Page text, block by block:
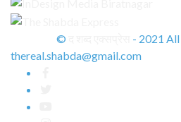
©
- 2021
thereal.shabda@gmail.com